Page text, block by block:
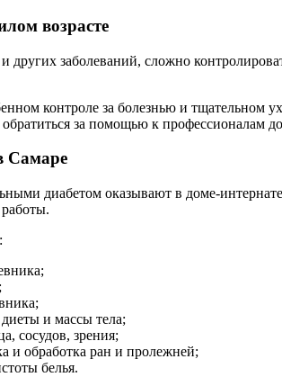
возрасте
заболеваний, сложно
контроле за болезнью и тщательном
за помощью к профессионалам
Самаре
диабетом оказывают в доме-
и массы тела;
сосудов, зрения;
и обработка ран и пролежней;
белья.